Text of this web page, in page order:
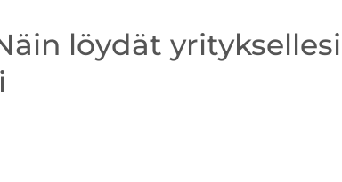
löydät yrityksellesi